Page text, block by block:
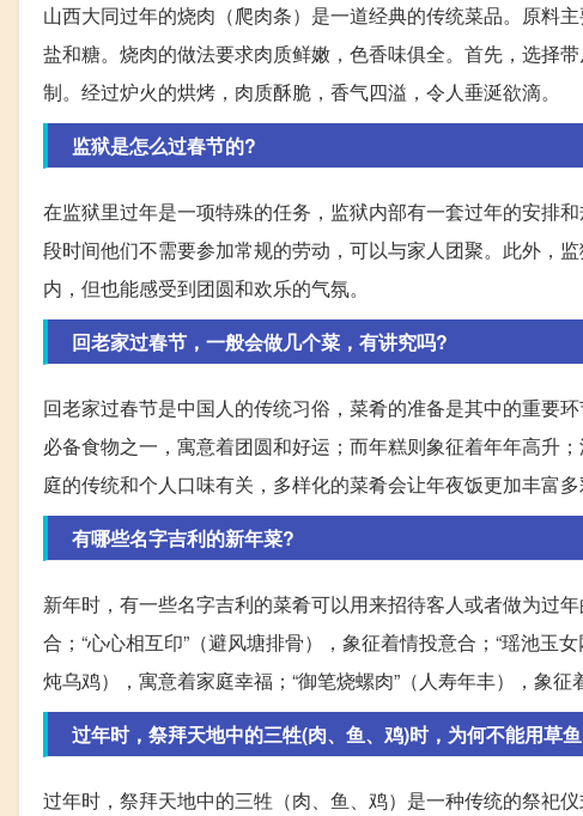
山西大同过年的烧肉（爬肉条）是一道经典的传统菜品。原料
盐和糖。烧肉的做法要求肉质鲜嫩，色香味俱全。首先，选择
制。经过炉火的烘烤，肉质酥脆，香气四溢，令人垂涎欲滴。
监狱是怎么过春节的?
在监狱里过年是一项特殊的任务，监狱内部有一套过年的安排
段时间他们不需要参加常规的劳动，可以与家人团聚。此外，
内，但也能感受到团圆和欢乐的气氛。
回老家过春节，一般会做几个菜，有讲究吗?
回老家过春节是中国人的传统习俗，菜肴的准备是其中的重要
必备食物之一，寓意着团圆和好运；而年糕则象征着年年高升
庭的传统和个人口味有关，多样化的菜肴会让年夜饭更加丰富多
有哪些名字吉利的新年菜?
新年时，有一些名字吉利的菜肴可以用来招待客人或者做为过
合；“心心相互印”（避风塘排骨），象征着情投意合；“瑶池玉
炖乌鸡），寓意着家庭幸福；“御笔烧螺肉”（人寿年丰），象征
过年时，祭拜天地中的三牲(肉、鱼、鸡)时，为何不能用草
过年时，祭拜天地中的三牲（肉、鱼、鸡）是一种传统的祭祀